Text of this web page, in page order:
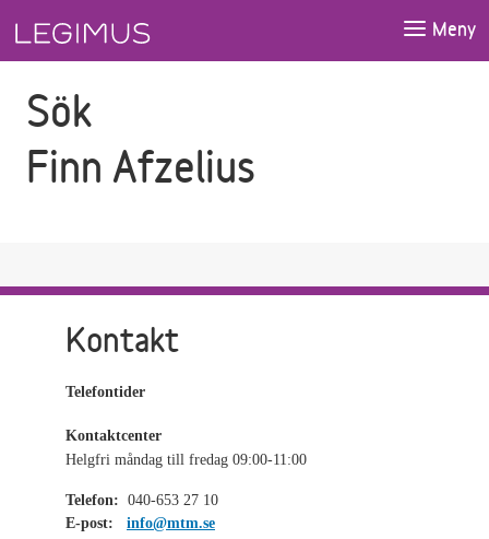
Meny
Sök
Finn Afzelius
Kontakt
Telefontider
Kontaktcenter
Helgfri måndag till fredag 09:00-11:00
Telefon: 040-653 27 10
E-post:
info@mtm.se